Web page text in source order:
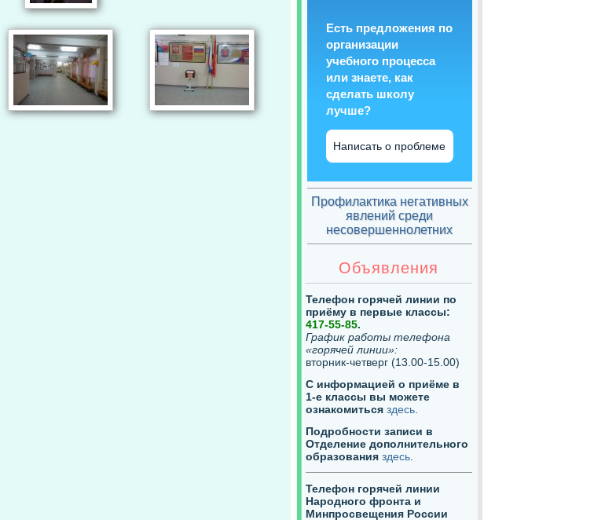
Есть предложения по
организации
учебного процесса
или знаете, как
сделать школу
лучше?
Написать о проблеме
Профилактика негативных
явлений среди
несовершеннолетних
Объявления
Телефон горячей линии по
приёму в первые классы:
417-55-85.
График работы телефона
«горячей линии»:
вторник-четверг (13.00-15.00)
С информацией о приёме в
1-е классы вы можете
ознакомиться здесь.
Подробности записи в
Отделение дополнительного
образования здесь.
Телефон горячей линии
Народного фронта и
Минпросвещения России